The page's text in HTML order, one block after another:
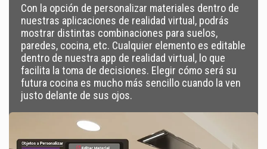
Con la opción de personalizar materiales dentro de
nuestras aplicaciones de realidad virtual, podrás
mostrar distintas combinaciones para suelos,
paredes, cocina, etc. Cualquier elemento es editable
dentro de nuestra app de realidad virtual, lo que
facilita la toma de decisiones. Elegir cómo será su
futura cocina es mucho más sencillo cuando la ven
justo delante de sus ojos.